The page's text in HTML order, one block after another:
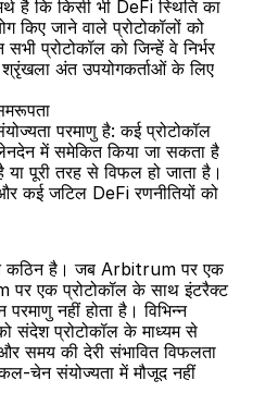
है कि किसी भी DeFi स्थिति का
किए जाने वाले प्रोटोकॉलों को
प्रोटोकॉल को जिन्हें वे निर्भर
श्रृंखला अंत उपयोगकर्ताओं के लिए
परमाणु है: कई प्रोटोकॉल
में समेकित किया जा सकता है
या पूरी तरह से विफल हो जाता है।
कई जटिल DeFi रणनीतियों को
कठिन है। जब Arbitrum पर एक
पर एक प्रोटोकॉल के साथ इंटरैक्ट
नहीं होता है। विभिन्न
संदेश प्रोटोकॉल के माध्यम से
समय की देरी संभावित विफलता
चेन संयोज्यता में मौजूद नहीं